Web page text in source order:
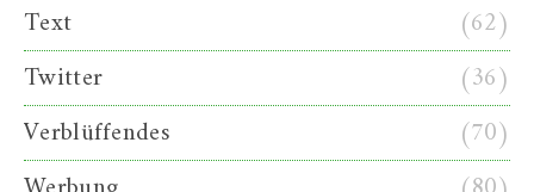
Text
(62)
Twitter
(36)
Verblüffendes
(70)